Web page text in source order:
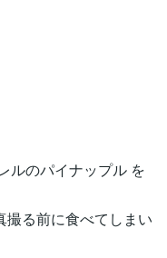
ルのパイナップル を
る前に食べてしまい